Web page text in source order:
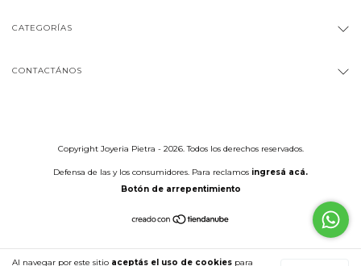
Al navegar por este sitio aceptás el uso de cookies para
CATEGORÍAS
CONTACTÁNOS
Copyright Joyeria Pietra - 2026. Todos los derechos reservados.
Defensa de las y los consumidores. Para reclamos ingresá acá.
Botón de arrepentimiento